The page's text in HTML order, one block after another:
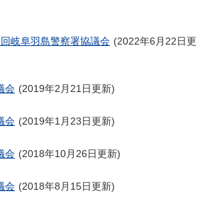
岐阜羽島警察署協議会
2022年6月22日更
会 2019年2月21日更新
会 2019年1月23日更新
会 2018年10月26日更新
会 2018年8月15日更新